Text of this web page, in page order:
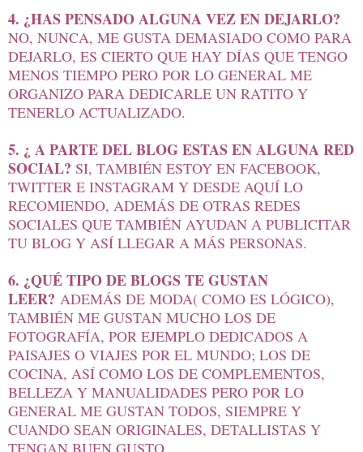
4. ¿HAS PENSADO ALGUNA VEZ EN DEJARLO?
NO, NUNCA, ME GUSTA DEMASIADO COMO PARA
DEJARLO, ES CIERTO QUE HAY DÍAS QUE TENGO
MENOS TIEMPO PERO POR LO GENERAL ME
ORGANIZO PARA DEDICARLE UN RATITO Y
TENERLO ACTUALIZADO.
5. ¿ A PARTE DEL BLOG ESTAS EN ALGUNA RED
SOCIAL? SI, TAMBIÉN ESTOY EN FACEBOOK,
TWITTER E INSTAGRAM Y DESDE AQUÍ LO
RECOMIENDO, ADEMÁS DE OTRAS REDES
SOCIALES QUE TAMBIÉN AYUDAN A PUBLICITAR
TU BLOG Y ASÍ LLEGAR A MÁS PERSONAS.
6. ¿QUÉ TIPO DE BLOGS TE GUSTAN
LEER? ADEMÁS DE MODA( COMO ES LÓGICO),
TAMBIÉN ME GUSTAN MUCHO LOS DE
FOTOGRAFÍA, POR EJEMPLO DEDICADOS A
PAISAJES O VIAJES POR EL MUNDO; LOS DE
COCINA, ASÍ COMO LOS DE COMPLEMENTOS,
BELLEZA Y MANUALIDADES PERO POR LO
GENERAL ME GUSTAN TODOS, SIEMPRE Y
CUANDO SEAN ORIGINALES, DETALLISTAS Y
TENGAN BUEN GUSTO.